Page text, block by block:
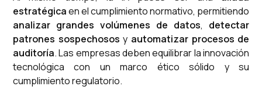
estratégicaen el cumplimiento normativo, permitiendo
analizar grandes volúmenes de datos, detectar
patrones sospechosos y automatizar procesos de
auditoría. Las empresas deben equilibrar la innovación
tecnológica con un marco ético sólido y su
cumplimiento regulatorio.